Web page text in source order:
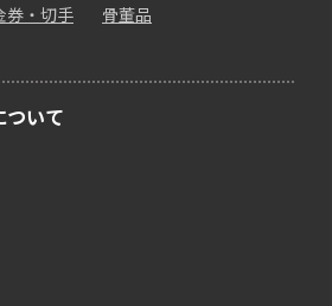
券・切手
骨董品
ついて